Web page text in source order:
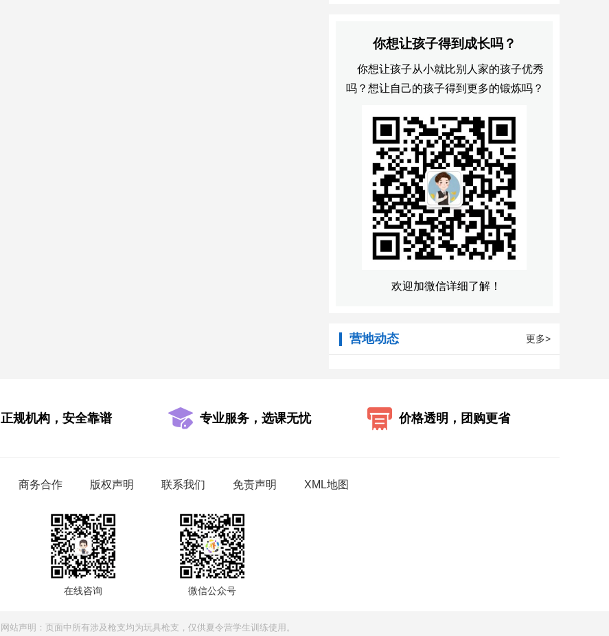
你想让孩子得到成长吗？
你想让孩子从小就比别人家的孩子优秀
吗？想让自己的孩子得到更多的锻炼吗？
欢迎加微信详细了解！
营地动态 更多>
正规机构，安全靠谱 专业服务，选课无忧 价格透明，团购更省
商务合作 版权声明 联系我们 免责声明 XML地图
在线咨询 微信公众号
网站声明：页面中所有涉及枪支均为玩具枪支，仅供夏令营学生训练使用。